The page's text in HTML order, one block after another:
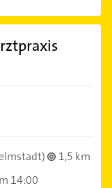
1,5 km
14:00